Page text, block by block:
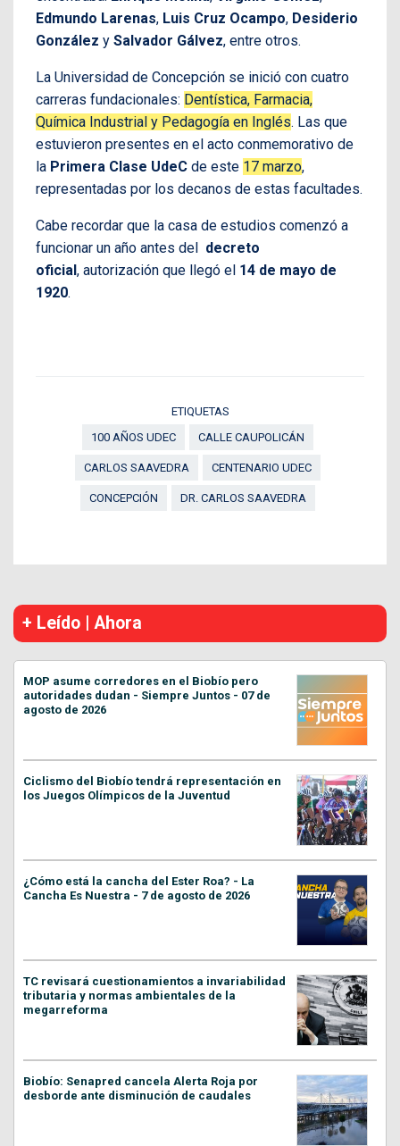
Edmundo Larenas, Luis Cruz Ocampo, Desiderio
González y Salvador Gálvez, entre otros.
La Universidad de Concepción se inició con cuatro
carreras fundacionales: Dentística, Farmacia,
Química Industrial y Pedagogía en Inglés. Las que
estuvieron presentes en el acto conmemorativo de
la Primera Clase UdeC de este 17 marzo,
representadas por los decanos de estas facultades.
Cabe recordar que la casa de estudios comenzó a
funcionar un año antes del decreto
oficial , autorización que llegó el 14 de mayo de
1920.
ETIQUETAS
100 AÑOS UDEC
CALLE CAUPOLICÁN
CARLOS SAAVEDRA CENTENARIO UDEC
CONCEPCIÓN DR. CARLOS SAAVEDRA
+ Leído | Ahora
MOP asume corredores en el Biobío pero
autoridades dudan - Siempre Juntos - 07 de
agosto de 2026
Ciclismo del Biobío tendrá representación en
los Juegos Olímpicos de la Juventud
¿Cómo está la cancha del Ester Roa? - La
Cancha Es Nuestra - 7 de agosto de 2026
TC revisará cuestionamientos a invariabilidad
tributaria y normas ambientales de la
megarreforma
Biobío: Senapred cancela Alerta Roja por
desborde ante disminución de caudales